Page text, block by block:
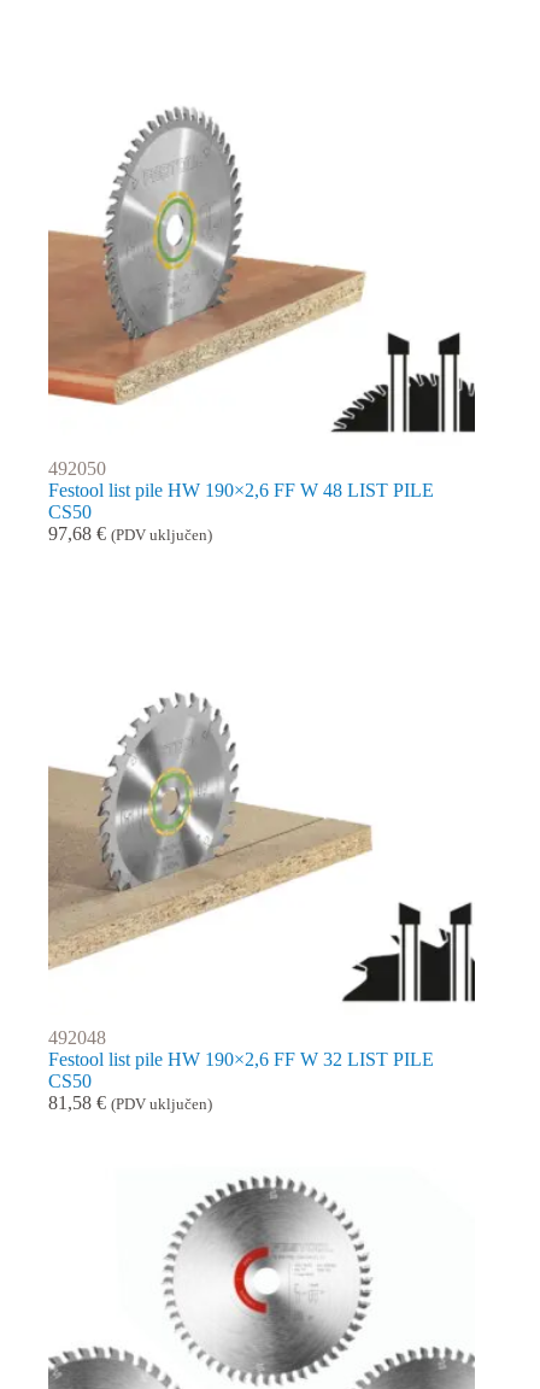
492050
Festool list pile HW 190×2,6 FF W 48 LIST PILE
CS50
97,68 € (PDV uključen)
492048
Festool list pile HW 190×2,6 FF W 32 LIST PILE
CS50
81,58 € (PDV uključen)